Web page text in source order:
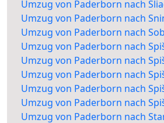
Umzug von Paderborn nach
Umzug von Paderborn nach
Umzug von Paderborn nach
Umzug von Paderborn nach
Umzug von Paderborn nach
Umzug von Paderborn nach
Umzug von Paderborn nach
Umzug von Paderborn nach
Umzug von Paderborn nach